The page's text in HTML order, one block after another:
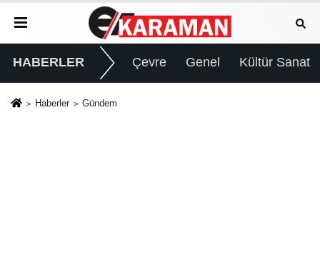
HABERLER Çevre Genel Kültür Sanat
Haberler Gündem